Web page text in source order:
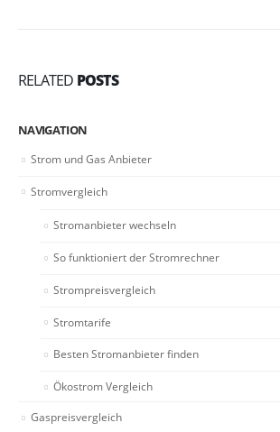
RELATED POSTS
NAVIGATION
Strom und Gas Anbieter
Stromvergleich
Stromanbieter wechseln
So funktioniert der Stromrechner
Strompreisvergleich
Stromtarife
Besten Stromanbieter finden
Ökostrom Vergleich
Gaspreisvergleich